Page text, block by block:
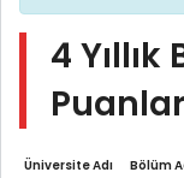
4
Üniversite Adı Bölüm